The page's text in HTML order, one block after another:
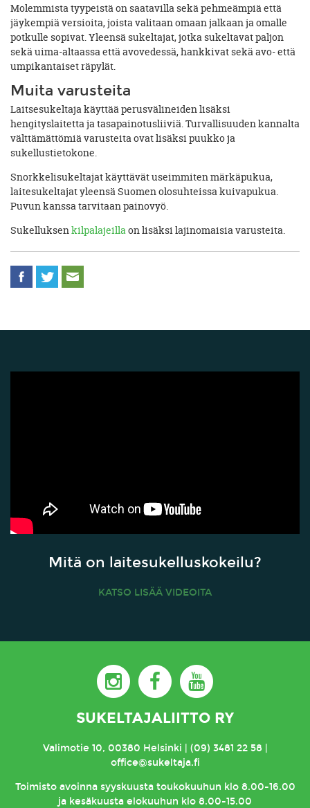
Molemmista tyypeistä on saatavilla sekä pehmeämpiä että
jäykempiä versioita, joista valitaan omaan jalkaan ja omalle
potkulle sopivat. Yleensä sukeltajat, jotka sukeltavat paljon
sekä uima-altaassa että avovedessä, hankkivat sekä avo- että
umpikantaiset räpylät.
Muita varusteita
Laitsesukeltaja käyttää perusvälineiden lisäksi
hengityslaitetta ja tasapainotusliiviä. Turvallisuuden kannalta
välttämättömiä varusteita ovat lisäksi puukko ja
sukellustietokone.
Snorkkelisukeltajat käyttävät useimmiten märkäpukua,
laitesukeltajat yleensä Suomen olosuhteissa kuivapukua.
Puvun kanssa tarvitaan painovyö.
Sukelluksen kilpalajeilla on lisäksi lajinomaisia varusteita.
Mitä on laitesukelluskokeilu?
KATSO LISÄÄ VIDEOITA
SUKELTAJALIITTO RY
Valimotie 10, 00380 Helsinki | (09) 3481 22 58 |
office@sukeltaja.fi
Toimistoavoinna syyskuusta toukokuuhun klo 8.00-16.00
ja kesäkuusta elokuuhun klo 8.00-15.00